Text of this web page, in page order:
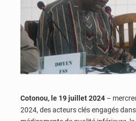
Cotonou, le 19 juillet 2024 –
2024, des acteurs clés engagés